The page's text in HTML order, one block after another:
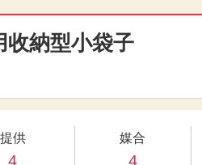
收納型小袋子
提供
4
媒合
4